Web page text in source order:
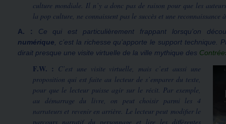
culture mondiale. Il n’y a donc pas de raison pour que les
la pop culture, ne connaissent pas le succès et une reconnaissance
A. :
Ce qui est particulièrement frappant lorsqu’on
numérique , c’est la richesse qu’apporte le support technique.
dirait presque une visite virtuelle de la ville mythique des
F.W. : C’est une visite virtuelle, mais c’est aussi une
proposition qui est faite au lecteur de s’emparer du texte,
pour que le lecteur puisse agir sur le récit. Par exemple,
au démarrage du livre, on peut choisir parmi les 4
narrateurs et revenir en arrière. Le lecteur peut modifier le
parcours narratif du personnage et lire les différentes